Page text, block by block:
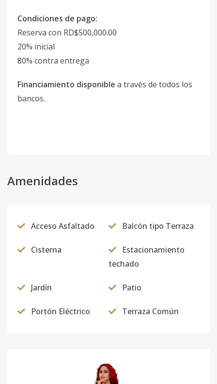
Condiciones de pago:
Reserva con RD$500,000.00
20% inicial
80% contra entrega
Financiamiento disponible a través de todos los
bancos.
Amenidades
Acceso Asfaltado Balcón tipo Terraza
Cisterna
Estacionamiento
techado
Jardín Patio
Portón Eléctrico Terraza Común